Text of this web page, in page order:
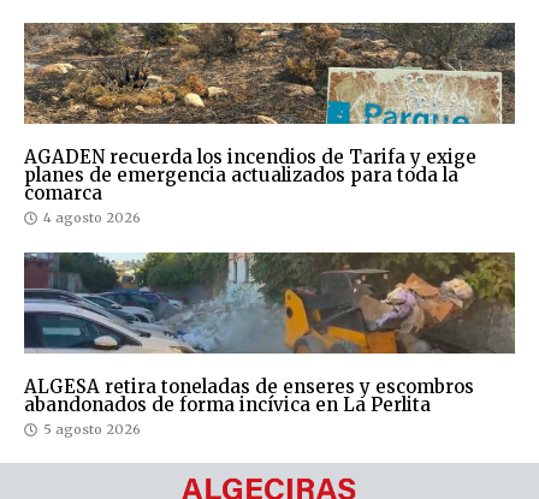
AGADEN recuerda los incendios de Tarifa y exige
planes de emergencia actualizados para toda la
comarca
4 agosto 2026
ALGESA retira toneladas de enseres y escombros
abandonados de forma incívica en La Perlita
5 agosto 2026